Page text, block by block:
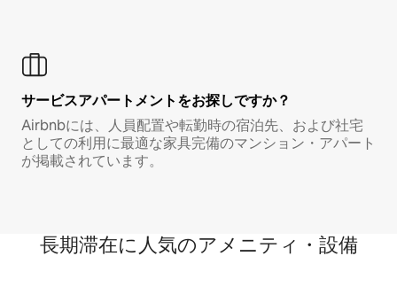
サービスアパートメントをお探しですか？
Airbnbには、人員配置や転勤時の宿泊先、および社宅
としての利用に最適な家具完備のマンション・アパート
が掲載されています。
長期滞在に人気のアメニティ・設備